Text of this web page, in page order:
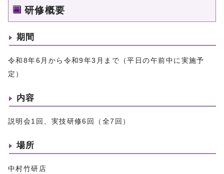
研修概要
期間
令和8年6月から令和9年3月まで（平日の午前中に実施予
定）
内容
説明会1回、実技研修6回（全7回）
場所
中村竹研店